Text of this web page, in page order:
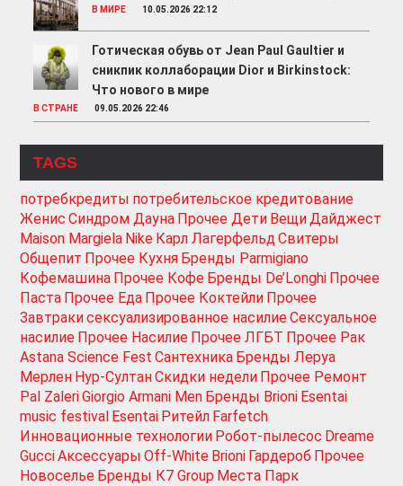
В МИРЕ 10.05.2026 22:12
Готическая обувь от Jean Paul Gaultier и
сникпик коллаборации Dior и Birkinstock:
Что нового в мире
В СТРАНЕ 09.05.2026 22:46
TAGS
потребкредиты потребительское кредитование
Женис Синдром Дауна Прочее Дети ВещиДайджест
Maison Margiela Nike Карл ЛагерфельдСвитеры
Общепит Прочее Кухня Бренды Parmigiano
Кофемашина Прочее Кофе Бренды De’Longhi Прочее
Паста Прочее Еда Прочее Коктейли Прочее
Завтракисексуализированное насилиеСексуальное
насилие Прочее Насилие Прочее ЛГБТ Прочее Рак
Astana Science Fest Сантехника Бренды Леруа
Мерлен Нур-СултанСкидки недели Прочее Ремонт
Pal ZaleriGiorgio Armani Men Бренды Brioni Esentai
music festival Esentai Ритейл Farfetch
Инновационные технологии Робот-пылесос Dreame
GucciАксессуары Off-White Brioni Гардероб Прочее
Новоселье Бренды К7 Group Места Парк